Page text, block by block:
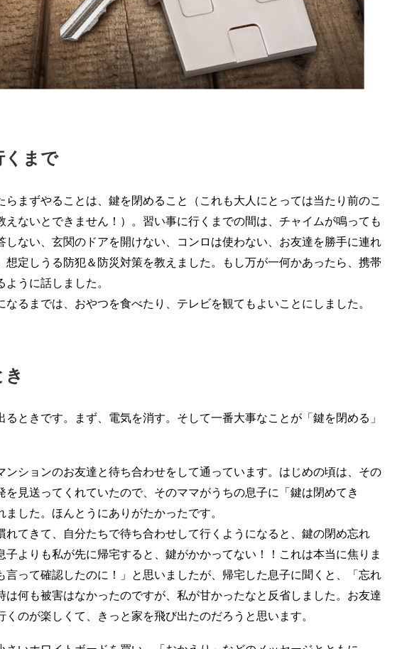
くまで
らまずやることは、鍵を閉めること（これも大人にとっては当たり前のこ
えないとできません！）。習い事に行くまでの間は、チャイムが鳴っても
しない、玄関のドアを開けない、コンロは使わない、お友達を勝手に連れ
定しうる防犯＆防災対策を教えました。もし万が一何かあったら、携帯
うに話しました。
なるまでは、おやつを食べたり、テレビを観てもよいことにしました。
るときです。まず、電気を消す。そして一番大事なことが「鍵を閉める」
ンションのお友達と待ち合わせをして通っています。はじめの頃は、その
を見送ってくれていたので、そのママがうちの息子に「鍵は閉めてき
ました。ほんとうにありがたかったです。
れてきて、自分たちで待ち合わせして行くようになると、鍵の閉め忘れ
よりも私が先に帰宅すると、鍵がかかってない！！これは本当に焦りま
言って確認したのに！」と思いましたが、帰宅した息子に聞くと、「忘れ
何も被害はなかったのですが、私が甘かったなと反省しました。お友達
くのが楽しくて、きっと家を飛び出たのだろうと思います。